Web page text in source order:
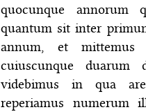
quocunque annorum
quantum sit inter
annum, et
cuiuscunque duarum
videbimus in qua
reperiamus numerum